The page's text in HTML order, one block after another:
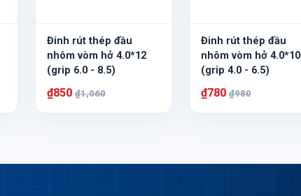
Đinh rút thép đầu
nhôm vòm hở 4.0*12
(grip 6.0 - 8.5)
₫850 ₫1,060
Đinh rút thép đầu
nhôm vòm hở 4.0*10
(grip 4.0 - 6.5)
₫780 ₫980